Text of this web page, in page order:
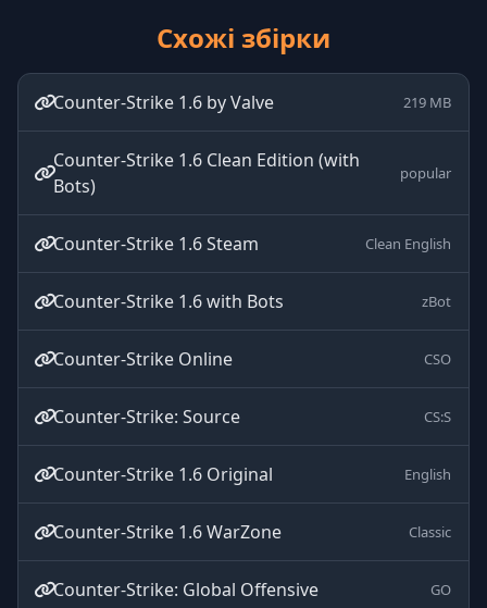
Схожі збірки
Counter-Strike 1.6 by Valve 219 MB
Counter-Strike 1.6 Clean Edition (with
Bots)
popular
Counter-Strike 1.6 Steam Clean English
Counter-Strike 1.6 with Bots zBot
Counter-Strike Online CSO
Counter-Strike: Source CS:S
Counter-Strike 1.6 Original English
Counter-Strike 1.6 WarZone Classic
Counter-Strike: Global Offensive GO